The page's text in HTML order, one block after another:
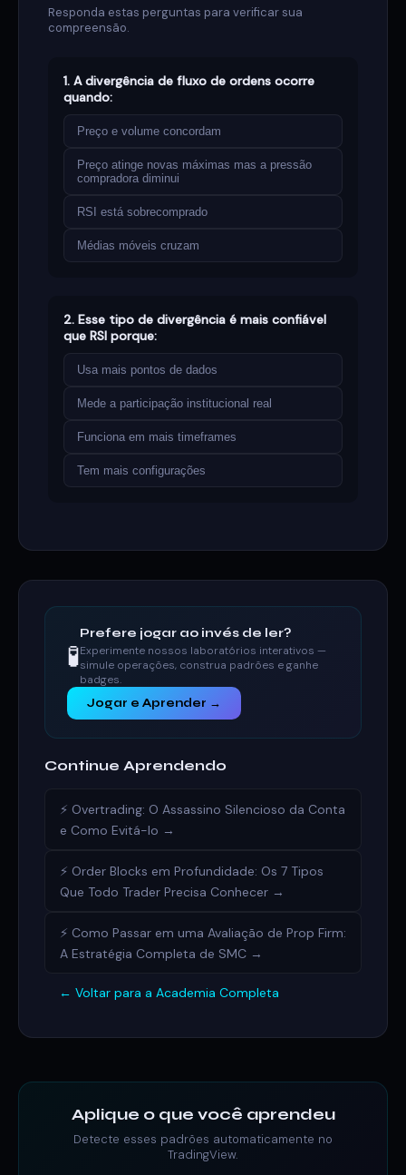
Responda estas perguntas para verificar sua
compreensão.
1. A divergência de fluxo de ordens ocorre
quando:
Preço e volume concordam
Preço atinge novas máximas mas a pressão
compradora diminui
RSI está sobrecomprado
Médias móveis cruzam
2. Esse tipo de divergência é mais confiável
que RSI porque:
Usa mais pontos de dados
Mede a participação institucional real
Funciona em mais timeframes
Tem mais configurações
🧪
Prefere jogar ao invés de ler?
Experimente nossos laboratórios interativos —
simule operações, construa padrões e ganhe
badges.
Jogar e Aprender →
Continue Aprendendo
⚡ Overtrading: O Assassino Silencioso da Conta
e Como Evitá-lo →
⚡ Order Blocks em Profundidade: Os 7 Tipos
Que Todo Trader Precisa Conhecer →
⚡ Como Passar em uma Avaliação de Prop Firm:
A Estratégia Completa de SMC →
← Voltar para a Academia Completa
Aplique o que você aprendeu
Detecte esses padrões automaticamente no
TradingView.